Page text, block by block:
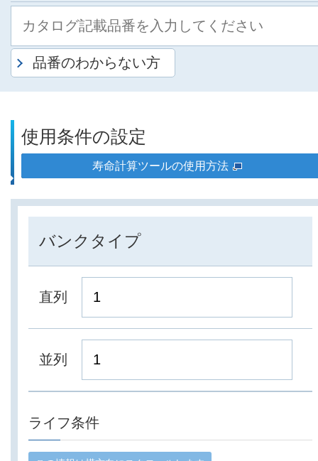
品番のわからない方
使用条件の設定
寿命計算ツールの使用方法
バンクタイプ
直列
並列
ライフ条件